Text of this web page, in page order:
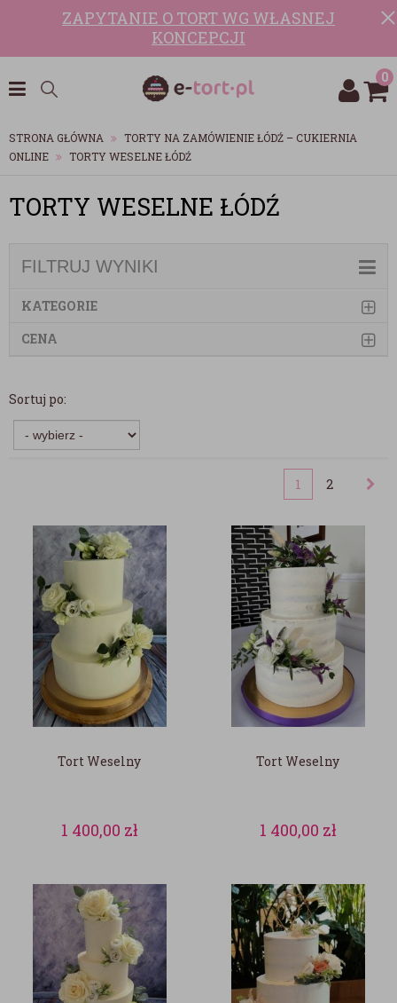
ZAPYTANIE O TORT WG WŁASNEJ
KONCEPCJI
0
STRONA GŁÓWNA
TORTY NA ZAMÓWIENIE ŁÓDŹ – CUKIERNIA
ONLINE
TORTY WESELNE ŁÓDŹ
TORTY WESELNE ŁÓDŹ
FILTRUJ WYNIKI
KATEGORIE
CENA
Sortuj po:
1 2
Tort Weselny
1 400,00 zł
Tort Weselny
1 400,00 zł